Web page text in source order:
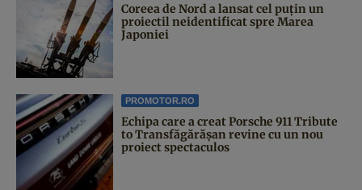
Coreea de Nord a lansat cel puțin un
proiectil neidentificat spre Marea
Japoniei
PROMOTOR.RO
Echipa care a creat Porsche 911 Tribute
to Transfăgărășan revine cu un nou
proiect spectaculos